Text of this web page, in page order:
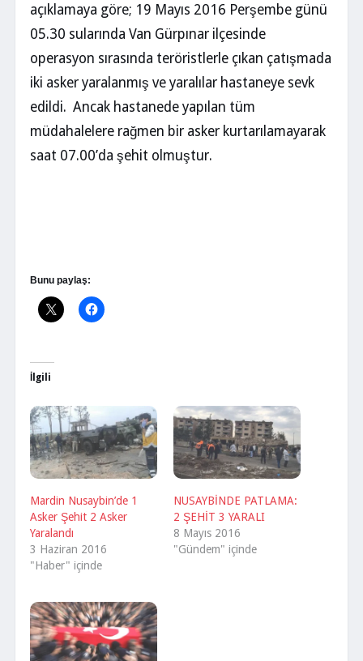
açıklamaya göre; 19 Mayıs 2016 Perşembe günü
05.30 sularında Van Gürpınar ilçesinde
operasyon sırasında teröristlerle çıkan çatışmada
iki asker yaralanmış ve yaralılar hastaneye sevk
edildi. Ancak hastanede yapılan tüm
müdahalelere rağmen bir asker kurtarılamayarak
saat 07.00’da şehit olmuştur.
Bunu paylaş:
İlgili
Mardin Nusaybin’de 1
Asker Şehit 2 Asker
Yaralandı
3 Haziran 2016
"Haber" içinde
NUSAYBİNDE PATLAMA:
2 ŞEHİT 3 YARALI
8 Mayıs 2016
"Gündem" içinde